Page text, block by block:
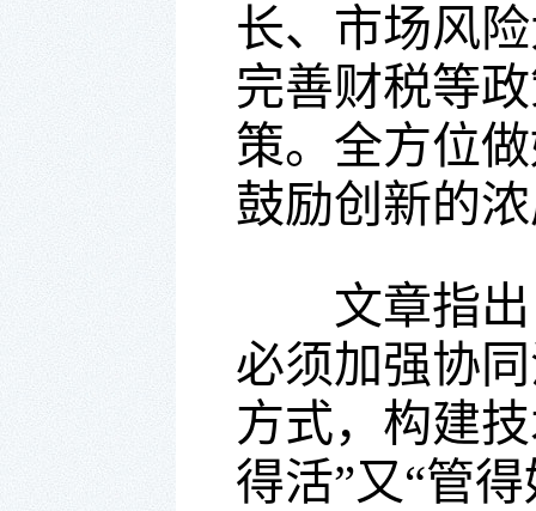
长、市场风
完善财税等
策。全方位
鼓励创新的
文章指出
必须加强协
方式，构建
得活”又“管